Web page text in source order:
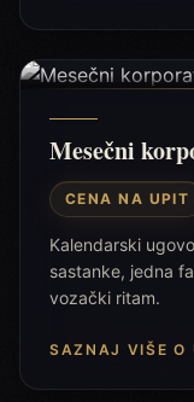
Mesečni
CENA NA UPIT
Kalendarski
sastanke, jedna
vozački ritam.
SAZNAJ VIŠE O